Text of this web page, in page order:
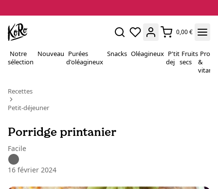
0,00 €
Notre
sélection
Nouveau Purées
d'oléagineux
Snacks Oléagineux P'tit
dej
Fruits
secs
&
Recettes
Petit-déjeuner
Porridge printanier
Facile
16 février 2024